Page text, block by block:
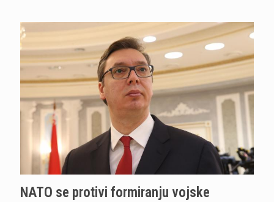
NATO se protivi formiranju vojske